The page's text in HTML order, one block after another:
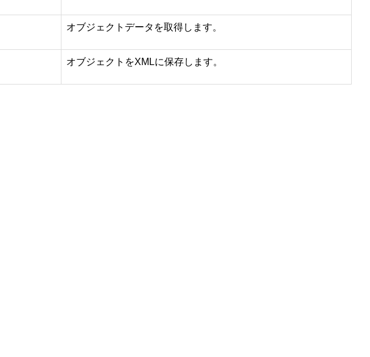
オブジェクトデータを取得します。
オブジェクトをXMLに保存します。